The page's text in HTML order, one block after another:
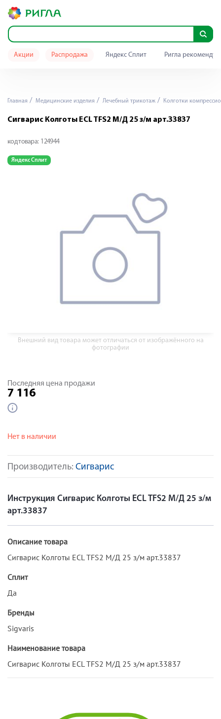
Акции Распродажа Яндекс Сплит Ригла
Главная Медицинские изделия Лечебный трикотаж Колготки
Сигварис Колготы ECL TFS2 М/Д 25 з/м арт.33837
код товара: 124944
Яндекс Сплит
Внешний вид товара может отличаться от изображённого на
фотографии
Производитель: Сигварис
Последняя цена продажи
7 116
Нет в наличии
Инструкция Сигварис Колготы ECL TFS2 М/Д 25 з/м
арт.33837
Описание товара
Сигварис Колготы ECL TFS2 М/Д 25 з/м арт.33837
Сплит
Да
Бренды
Sigvaris
Наименование товара
Сигварис Колготы ECL TFS2 М/Д 25 з/м арт.33837